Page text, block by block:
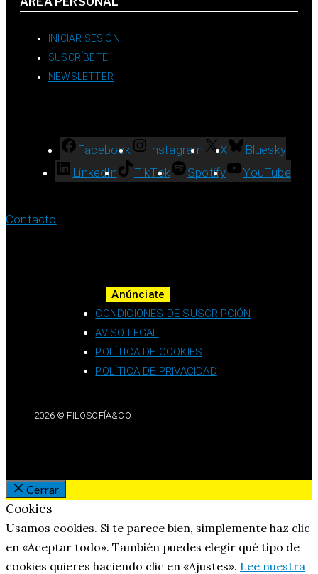
INICIAR SESIÓN
SUSCRÍBETE
NEWSLETTER
Facebook Instagram X
Bluesky
LinkedIn
TikTok Spotify YouTube
Contacto
Anúnciate
CONDICIONES DE SUSCRIPCIÓN
AVISO LEGAL
POLÍTICA DE COOKIES
POLÍTICA DE PRIVACIDAD
2026 © FILOSOFÍA&CO
Cerrar
Cookies
Usamos cookies. Si te parece bien, simplemente haz clic
en «Aceptar todo». También puedes elegir qué tipo de
cookies quieres haciendo clic en «Ajustes». Lee nuestra